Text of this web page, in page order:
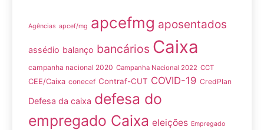
Agências apcef/mg apcefmg aposentados
assédio balanço bancários Caixa
campanha nacional 2020 Campanha Nacional 2022 CCT
CEE/Caixa conecef Contraf-CUT COVID-19 CredPlan
Defesa da caixa defesa do
empregado Caixa eleições Empregado